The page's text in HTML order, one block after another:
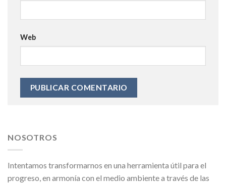
Web
NOSOTROS
Intentamos transformarnos en una herramienta útil para el
progreso, en armonía con el medio ambiente a través de las